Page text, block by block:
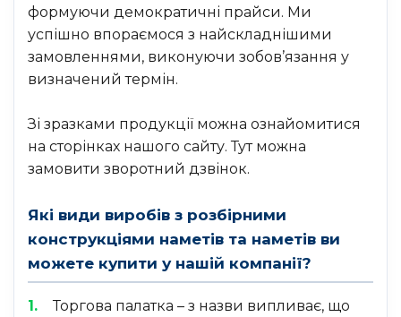
формуючи демократичні прайси. Ми
успішно впораємося з найскладнішими
замовленнями, виконуючи зобов’язання у
визначений термін.
Зі зразками продукції можна ознайомитися
на сторінках нашого сайту. Тут можна
замовити зворотний дзвінок.
Які види виробів з розбірними
конструкціями наметів та наметів ви
можете купити у нашій компанії?
Торгова палатка – з назви випливає, що